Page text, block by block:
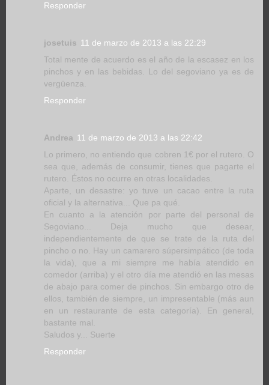
Responder
josetuis 11 de marzo de 2013 a las 22:29
Total mente de acuerdo es el año de la escasez en los
pinchos y en las bebidas. Lo del segoviano ya es de
vergüenza.
Responder
Andrea 11 de marzo de 2013 a las 22:42
Lo primero, no entiendo que cobren 1€ por el rutero. O
sea que, además de consumir, tienes que pagarte el
rutero. Éstos no ocurre en otras localidades.
Aparte, un desastre: yo tuve un cacao entre la ruta
oficial y la alternativa... Que pa qué.
En cuanto a la atención por parte del personal de
Segoviano... Deja mucho que desear,
independientemente de que se trate de la ruta del
pincho o no. Hay un camarero súpersimpático (de toda
la vida), que a mi siempre me había atendido en
comedor (arriba) y el otro día me atendió en las mesas
de abajo para comer de pinchos. Sin embargo otro de
ellos, también de siempre, un impresentable (más aun
en un restaurante de esta categoría). En general,
bastante mal.
Saludos y... Suerte
Responder